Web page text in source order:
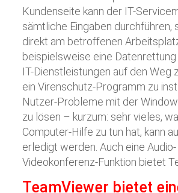
Kundenseite kann der IT-
sämtliche Eingaben durchführen,
direkt am betroffenen
beispielsweise eine
IT-Dienstleistungen auf den Weg
ein Virenschutz-Programm zu
Nutzer-Probleme mit der
zu lösen – kurzum: sehr vieles,
Computer-Hilfe zu tun hat, kann
erledigt werden. Auch eine Audio-
Videokonferenz-Funktion bietet
TeamViewer bietet